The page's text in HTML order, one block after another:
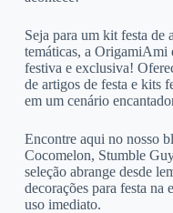
Seja para um kit festa de
temáticas, a OrigamiAmi
festiva e exclusiva!
de artigos de festa e kits
em um cenário
Encontre aqui no nosso
Cocomelon, Stumble
seleção abrange desde
decorações para festa
uso imediato.